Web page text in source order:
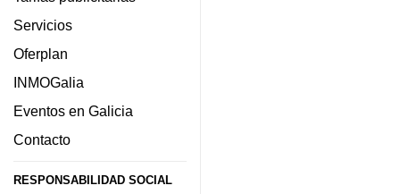
Servicios
Oferplan
INMOGalia
Eventos en Galicia
Contacto
RESPONSABILIDAD SOCIAL